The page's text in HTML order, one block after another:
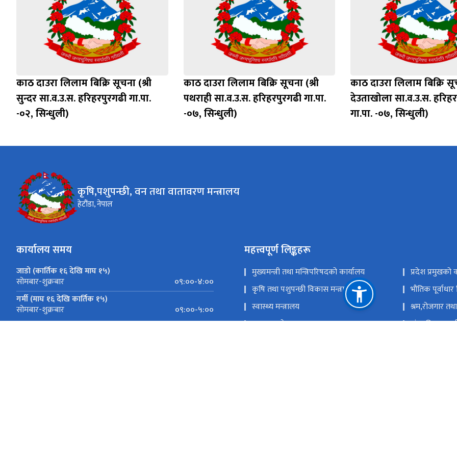
काठ दाउरा लिलाम बिक्रि सूचना (श्री
सुन्दर सा.व.उ.स. हरिहरपुरगढी गा.पा.
-०२, सिन्धुली)
काठ दाउरा लिलाम बिक्रि सूचना (श्री
पथराही सा.व.उ.स. हरिहरपुरगढी गा.पा.
-०७, सिन्धुली)
काठ दाउरा लिलाम बिक्रि
देउताखोला सा.व.उ.स.
गा.पा. -०७, सिन्धुली)
कृषि,पशुपन्छी, वन तथा वातावरण मन्त्रालय
हेटौंडा, नेपाल
कार्यालय समय
जाडो (कार्तिक १६ देखि माघ १५)
सोमबार-शुक्रबार
०९:००-४:००
गर्मी (माघ १६ देखि कार्तिक १५)
सोमबार-शुक्रबार ०९:००-५:००
महत्त्वपूर्ण लिङ्कहरू
मुख्यमन्त्री तथा मन्त्रिपरिषदको कार्यालय
प्रदेश प्रमुखको
कृषि तथा पशुपन्छी विकास मन्त्रालय
भौतिक
स्वास्थ्य मन्त्रालय
श्रम,रोजगार
युवा तथा खेलकुद मन्त्रालय
संस्कृति तथा